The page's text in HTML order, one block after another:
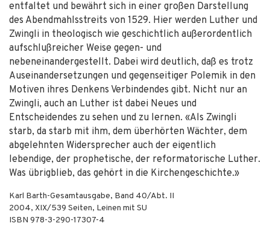
entfaltet und bewährt sich in einer großen Darstellung
des Abendmahlsstreits von 1529. Hier werden Luther und
Zwingli in theologisch wie geschichtlich außerordentlich
aufschlußreicher Weise gegen- und
nebeneinandergestellt. Dabei wird deutlich, daß es trotz
Auseinandersetzungen und gegenseitiger Polemik in den
Motiven ihres Denkens Verbindendes gibt. Nicht nur an
Zwingli, auch an Luther ist dabei Neues und
Entscheidendes zu sehen und zu lernen. «Als Zwingli
starb, da starb mit ihm, dem überhörten Wächter, dem
abgelehnten Widersprecher auch der eigentlich
lebendige, der prophetische, der reformatorische Luther.
Was übrigblieb, das gehört in die Kirchengeschichte.»
Karl Barth-Gesamtausgabe, Band 40/Abt. II
2004, XIX/539 Seiten, Leinen mit SU
ISBN 978-3-290-17307-4